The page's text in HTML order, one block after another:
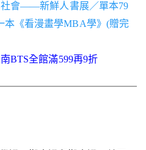
社會——新鮮人書展／單本79
本《看漫畫學MBA學》(贈完
BTS全館滿599再9折